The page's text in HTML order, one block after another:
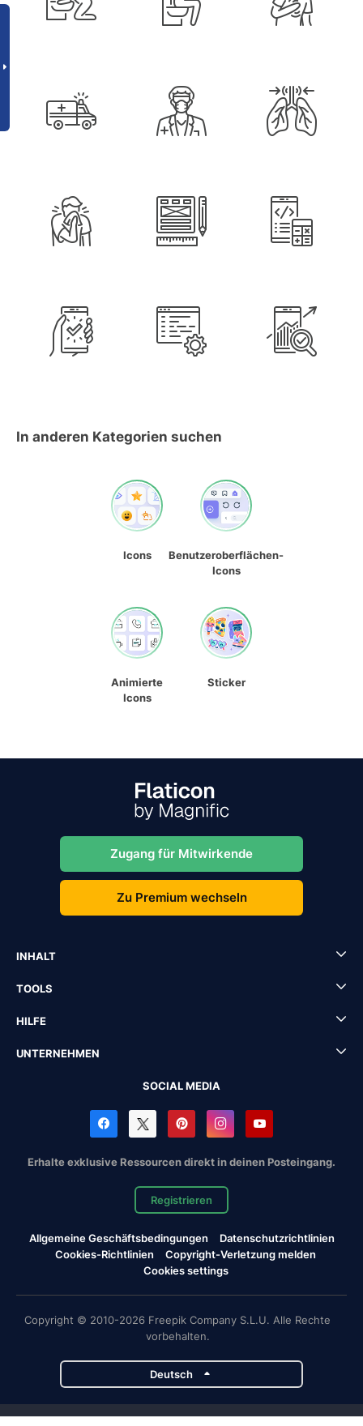
In anderen Kategorien suchen
Icons
Benutzeroberflächen-
Icons
Animierte
Icons
Sticker
Zugang für Mitwirkende
Zu Premium wechseln
INHALT
TOOLS
HILFE
UNTERNEHMEN
SOCIAL MEDIA
Erhalte exklusive Ressourcen direkt in deinen Posteingang.
Registrieren
Allgemeine Geschäftsbedingungen
Datenschutzrichtlinien
Cookies-Richtlinien
Copyright-Verletzung melden
Cookies settings
Copyright © 2010-2026 Freepik Company S.L.U. Alle Rechte
vorbehalten.
Deutsch